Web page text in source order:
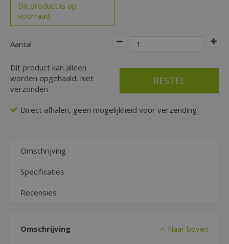
Dit product is op
voorraad
Aantal
Dit product kan alleen
worden opgehaald, niet
verzonden
Direct afhalen, geen mogelijkheid voor verzending
Omschrijving
Specificaties
Recensies
Omschrijving Naar boven